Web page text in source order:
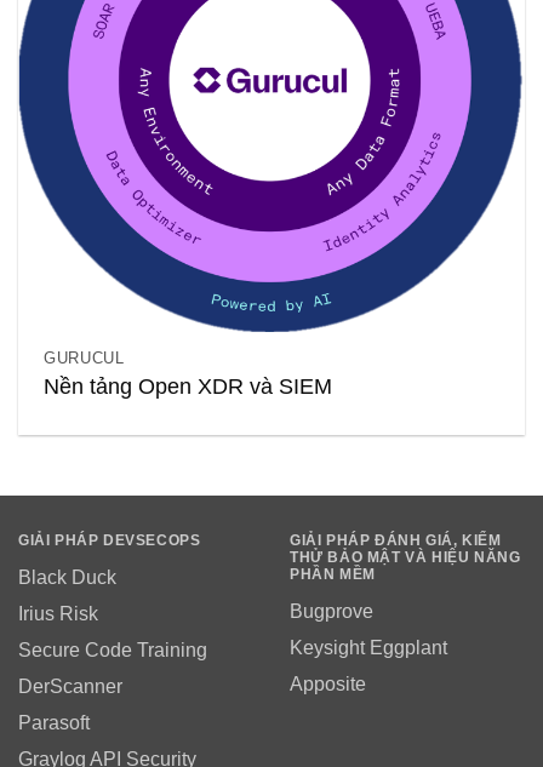
GURUCUL
Nền tảng Open XDR và SIEM
GIẢI PHÁP DEVSECOPS
Black Duck
Irius Risk
Secure Code Training
DerScanner
Parasoft
Graylog API Security
GIẢI PHÁP ĐÁNH GIÁ, KIỂM
THỬ BẢO MẬT VÀ HIỆU NĂNG
PHẦN MỀM
Bugprove
Keysight Eggplant
Apposite